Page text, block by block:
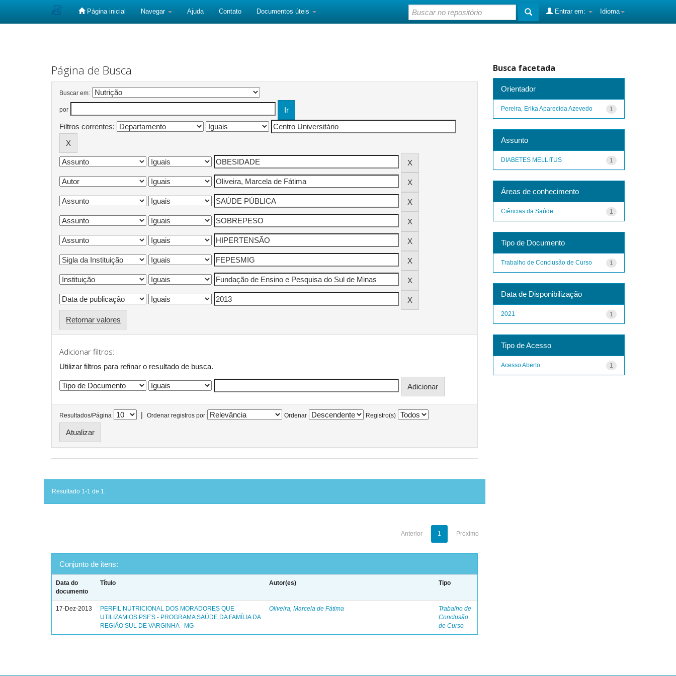
Página inicial Navegar Ajuda Contato Documentos úteis Idioma
Entrar em:
Página de Busca
Buscar em:
por
Filtros correntes:
Retornar valores
Adicionar filtros:
Utilizar filtros para refinar o resultado de busca.
Resultados/Página | Ordenar registros por Ordenar Registro(s)
Resultado 1-1 de 1.
Anterior 1 Próximo
Conjunto de itens:
Data do
documento
Título Autor(es) Tipo
17-Dez-2013
PERFIL NUTRICIONAL DOS MORADORES QUE
UTILIZAM OS PSF'S - PROGRAMA SAÚDE DA FAMÍLIA DA
REGIÃO SUL DE VARGINHA - MG
Oliveira, Marcela de Fátima
Trabalho de
Conclusão
de Curso
Busca facetada
Orientador
1
Pereira, Erika Aparecida Azevedo
Assunto
1
DIABETES MELLITUS
Áreas de conhecimento
1
Ciências da Saúde
Tipo de Documento
1
Trabalho de Conclusão de Curso
Data de Disponibilização
1
2021
Tipo de Acesso
1
Acesso Aberto